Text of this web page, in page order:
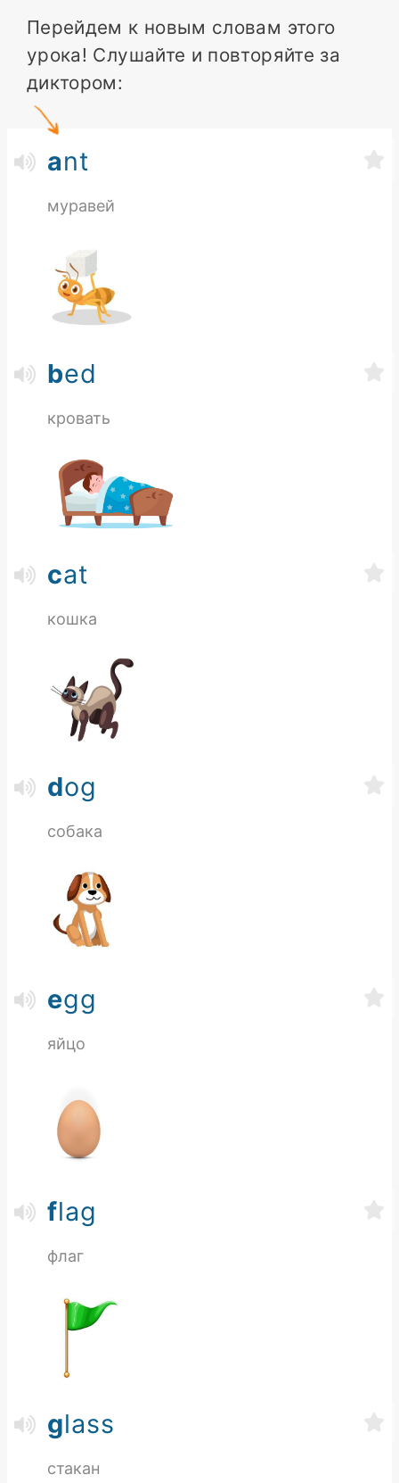
Перейдем к новым словам этого
урока! Слушайте и повторяйте за
диктором:
ant
муравей
bed
кровать
cat
кошка
dog
собака
egg
яйцо
flag
флаг
glass
стакан